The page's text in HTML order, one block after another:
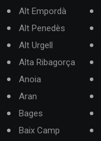
Alt Empordà
Alt Penedès
Alt Urgell
Alta Ribagorça
Anoia
Aran
Bages
Baix Camp